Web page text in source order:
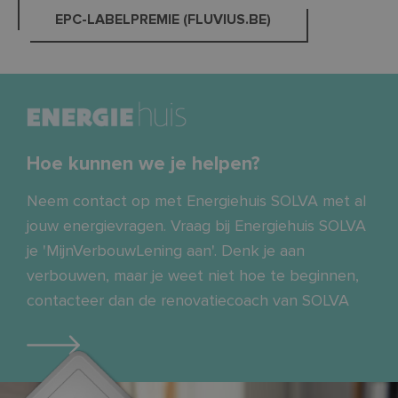
EPC-LABELPREMIE (FLUVIUS.BE)
Hoe kunnen we je helpen?
Neem contact op met Energiehuis SOLVA met al
jouw energievragen. Vraag bij Energiehuis SOLVA
je 'MijnVerbouwLening aan'. Denk je aan
verbouwen, maar je weet niet hoe te beginnen,
contacteer dan de renovatiecoach van SOLVA
www.so-
lva.be
kan
Google
Privacy Policy